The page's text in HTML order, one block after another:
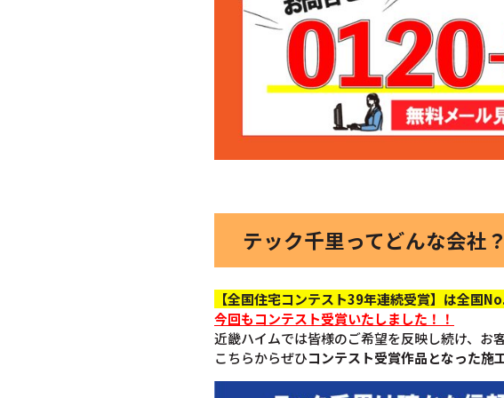
テック千里ってどんな会社？
【全国住宅コンテスト39年連続受賞】は全国
今回もコンテスト受賞いたしました！！
近畿ハイムでは皆様のご希望を反映し続け、お
こちらからぜひコンテスト受賞作品となった施